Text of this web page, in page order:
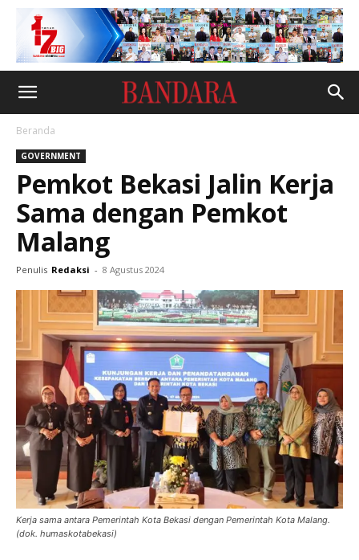
Beranda
GOVERNMENT
Pemkot Bekasi Jalin Kerja
Sama dengan Pemkot
Malang
Penulis Redaksi - 8 Agustus 2024
Kerja sama antara Pemerintah Kota Bekasi dengan Pemerintah Kota Malang.
(dok. humaskotabekasi)